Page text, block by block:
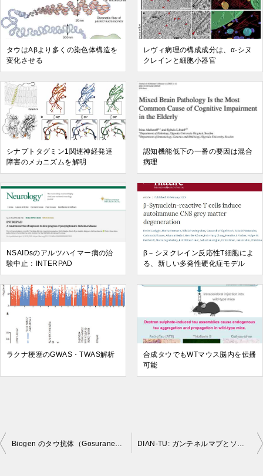
タウはAβより多くの染色体構造を
変化させる
レヴィ病理の構成成分は、α-シヌ
クレインと細胞小器官
シナプトタグミン1関連神経発達
障害のメカニズムを解明
認知機能低下の一番の要因は混合
病理
NSAIDsのアルツハイマー病の治
験中止：INTERPAD
β－シヌクレイン反応性T細胞によ
る、新しい多発性硬化症モデル
ラクナ梗塞のGWAS・TWAS解析
合成タウでもWTマウス脳内を伝播
可能
Biogen のタウ抗体（Gosuranemab）の治験結果は「効果なし」 DIAN-TU: ガンテネルマブとソラネズマブの臨床試験の結果